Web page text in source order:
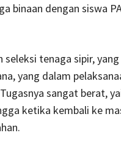
binaan dengan siswa
seleksi tenaga sipir,
yang dalam
sangat berat,
ketika kembali ke